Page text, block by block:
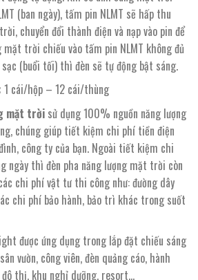
(ban ngày), tấm pin NLMT sẽ hấp thu
chuyển đổi thành điện và nạp vào pin để
trời chiếu vào tấm pin NLMT không đủ
(buổi tối) thì đèn sẽ tự động bật sáng.
1 cái/hộp – 12 cái/thùng
mặt trời sử dụng 100% nguồn năng lượng
chúng giúp tiết kiệm chi phí tiền điện
công ty của bạn. Ngoài tiết kiệm chi
ngày thì đèn pha năng lượng mặt trời còn
chi phí vật tư thi công như: đường dây
chi phí bảo hành, bảo trì khác trong suốt
được ứng dụng trong lắp đặt chiếu sáng
vườn, công viên, đèn quảng cáo, hành
đô thị, khu nghỉ dưỡng, resort…